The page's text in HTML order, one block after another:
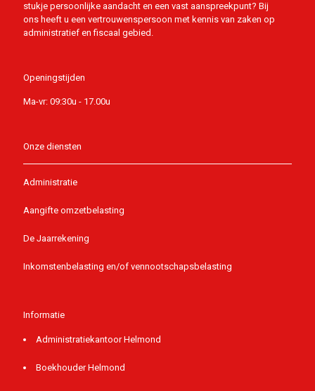
stukje persoonlijke aandacht en een vast aanspreekpunt? Bij
ons heeft u een vertrouwenspersoon met kennis van zaken op
administratief en fiscaal gebied.
Openingstijden
Ma-vr: 09:30u - 17.00u
Onze diensten
Administratie
Aangifte omzetbelasting
De Jaarrekening
Inkomstenbelasting en/of vennootschapsbelasting
Informatie
Administratiekantoor Helmond
Boekhouder Helmond